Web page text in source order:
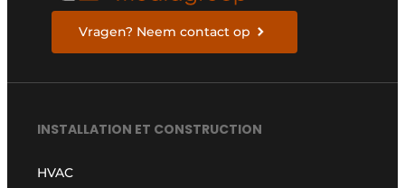
Vragen? Neem contact op
INSTALLATION ET CONSTRUCTION
HVAC